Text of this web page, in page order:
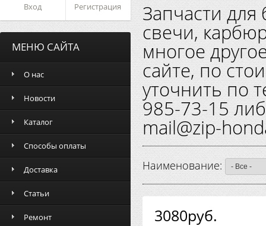
Вход Регистрация
МЕНЮ САЙТА
О нас
Новости
Каталог
Способы оплаты
Доставка
Статьи
Ремонт
Запчасти
свечи,
многое
сайте, по
уточнить по
985-73-15
mail@zip-
Наименование:
3080руб.